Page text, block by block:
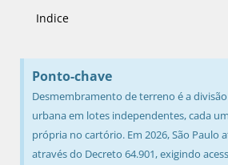
Indice
Ponto-chave
Desmembramento de terreno é a
urbana em lotes independentes, cada
própria no cartório. Em 2026, São Paulo
através do Decreto 64.901, exigindo